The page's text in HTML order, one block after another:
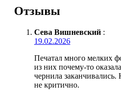
Отзывы
Сева Вишневский :
19.02.2026
Печатал много мелких
из них почему-то
чернила заканчивались.
не критично.